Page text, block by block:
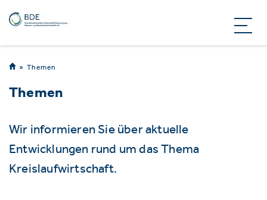
Themen
Themen
Wir informieren Sie über aktuelle
Entwicklungen rund um das Thema
Kreislaufwirtschaft.